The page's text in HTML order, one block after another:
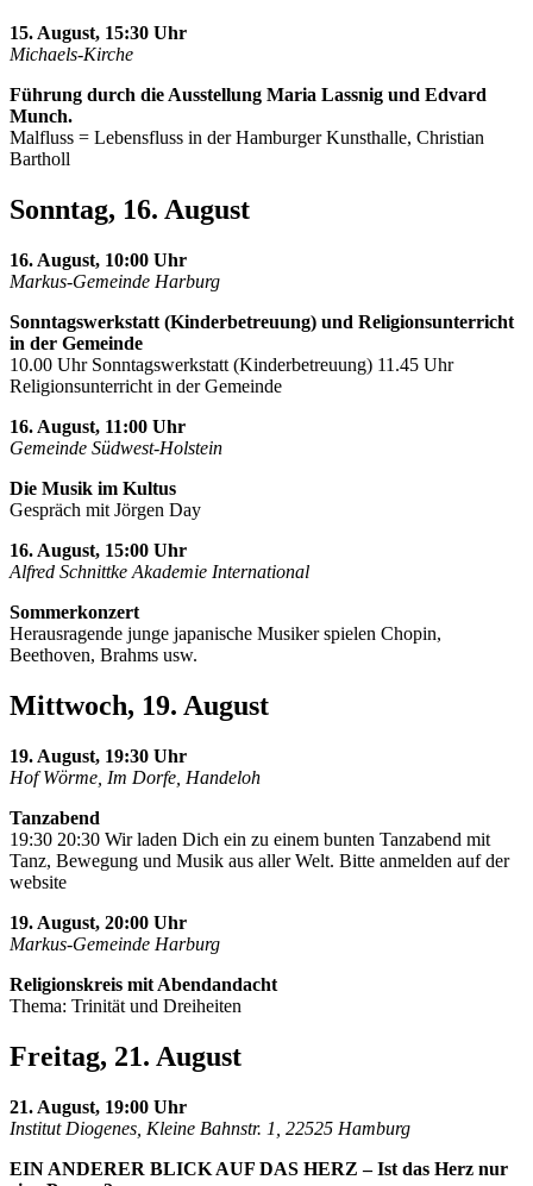
15. August, 15:30 Uhr
Michaels-Kirche
Führung durch die Ausstellung Maria Lassnig und Edvard
Munch.
Malfluss = Lebensfluss in der Hamburger Kunsthalle, Christian
Bartholl
Sonntag, 16. August
16. August, 10:00 Uhr
Markus-Gemeinde Harburg
Sonntagswerkstatt (Kinderbetreuung) und Religionsunterricht
in der Gemeinde
10.00 Uhr Sonntagswerkstatt (Kinderbetreuung) 11.45 Uhr
Religionsunterricht in der Gemeinde
16. August, 11:00 Uhr
Gemeinde Südwest-Holstein
Die Musik im Kultus
Gespräch mit Jörgen Day
16. August, 15:00 Uhr
Alfred Schnittke Akademie International
Sommerkonzert
Herausragende junge japanische Musiker spielen Chopin,
Beethoven, Brahms usw.
Mittwoch, 19. August
19. August, 19:30 Uhr
Hof Wörme, Im Dorfe, Handeloh
Tanzabend
19:30 20:30 Wir laden Dich ein zu einem bunten Tanzabend mit
Tanz, Bewegung und Musik aus aller Welt. Bitte anmelden auf der
website
19. August, 20:00 Uhr
Markus-Gemeinde Harburg
Religionskreis mit Abendandacht
Thema: Trinität und Dreiheiten
Freitag, 21. August
21. August, 19:00 Uhr
Institut Diogenes, Kleine Bahnstr. 1, 22525 Hamburg
EIN ANDERER BLICK AUF DAS HERZ – Ist das Herz nur